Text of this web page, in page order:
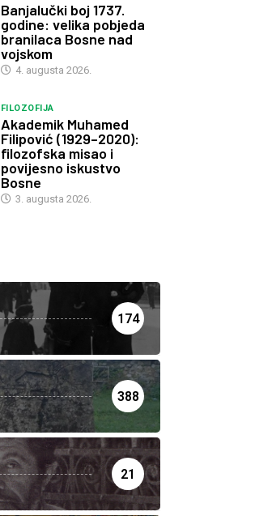
Banjalučki boj 1737.
godine: velika pobjeda
branilaca Bosne nad
vojskom
4. augusta 2026.
FILOZOFIJA
Akademik Muhamed
Filipović (1929–2020):
filozofska misao i
povijesno iskustvo
Bosne
3. augusta 2026.
174
388
21